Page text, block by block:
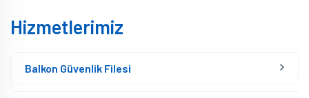
Hizmetlerimiz
Balkon Güvenlik Filesi